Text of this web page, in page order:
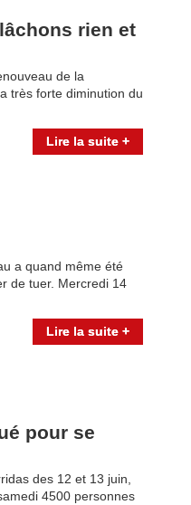
rien et
de la
très forte diminution du
Lire la suite +
a quand même été
de tuer. Mercredi 14
Lire la suite +
pour se
des 12 et 13 juin,
4500 personnes